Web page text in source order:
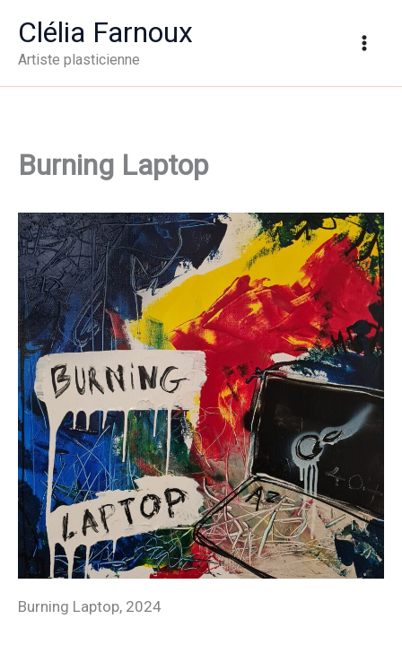
contenu
Clélia Farnoux
Artiste plasticienne
Burning Laptop
Burning Laptop, 2024